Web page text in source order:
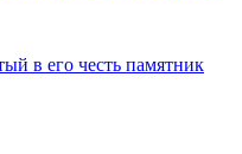
в его честь памятник